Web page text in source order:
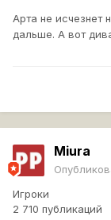
Арта не исчезнет
дальше. А вот
Miura
Игроки
2 710 публикаций